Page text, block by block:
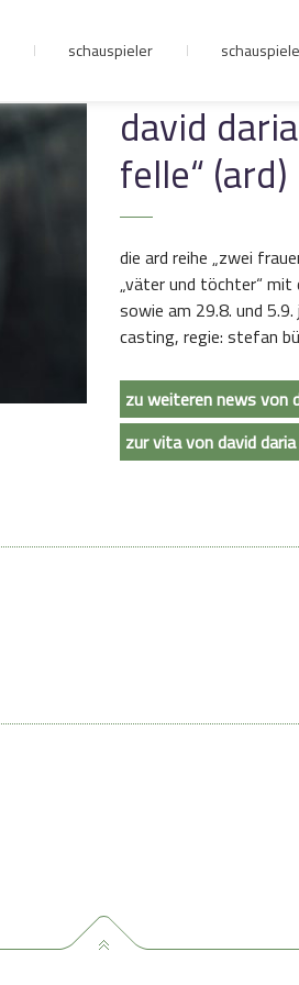
junge riege
kontakt
schauspieler
david
felle“ (ard)
die ard reihe „zwei
„väter und töchter“ mit
sowie am 29.8. und
casting, regie: stefan
zu weiteren news von
zur vita von david daria